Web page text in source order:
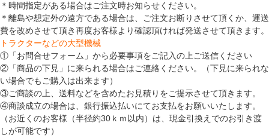
＊時間指定がある場合はご注文時お知らせください。
＊離島や想定外の遠方である場合は、ご注文お断りさせて頂くか、運送
費を改めさせて頂き再度お客様より確認頂ければ発送させて頂きます。
トラクターなどの大型機械
①「お問合せフォーム」から必要事項をご記入の上ご送信ください
②「商品の下見」に来られる場合はご連絡ください。（下見に来られな
い場合でもご購入は出来ます）
③ご商談の上、送料などを含めたお見積りをご提示させて頂きます。
④商談成立の場合は、銀行振込払いにてお支払をお願いいたします。
（お近くのお客様（半径約30ｋｍ以内）は、現金引換えでのお引き渡
しが可能です）